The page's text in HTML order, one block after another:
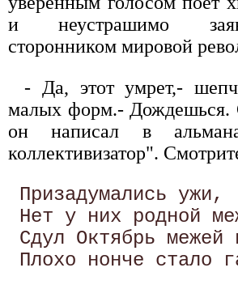
и неустрашимо
сторонником мировой
- Да, этот умрет,-
малых форм.- Дождешься.
он написал в
коллективизатор".
Призадумались ужи,
Нет у них родной
Сдул Октябрь межей